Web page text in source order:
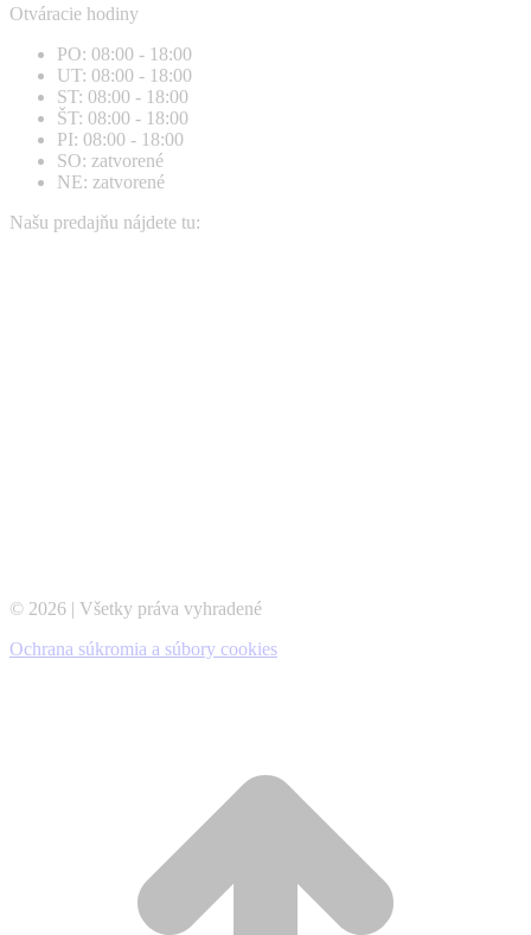
Facebook
opens
new
window
Instagram
opens
new
window
Otváracie hodiny
PO: 08:00 - 18:00
UT: 08:00 - 18:00
ST: 08:00 - 18:00
ŠT: 08:00 - 18:00
PI: 08:00 - 18:00
SO: zatvorené
NE: zatvorené
Našu predajňu nájdete tu:
© 2026 | Všetky práva vyhradené
Ochrana súkromia a súbory cookies